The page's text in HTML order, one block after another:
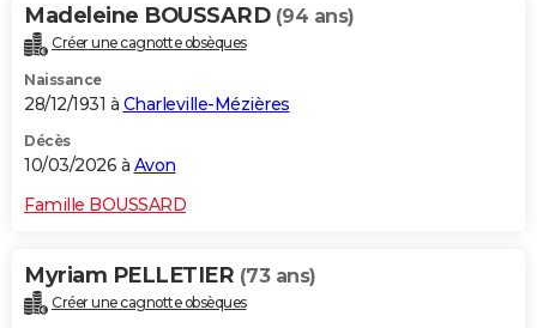
Madeleine BOUSSARD (94 ans)
Créer une cagnotte obsèques
Naissance
28/12/1931 à Charleville-Mézières
Décès
10/03/2026 à Avon
Famille BOUSSARD
Myriam PELLETIER (73 ans)
Créer une cagnotte obsèques